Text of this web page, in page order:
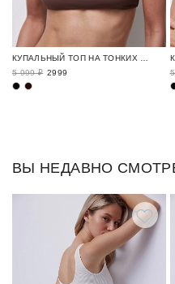
КУПАЛЬНЫЙ ТОП НА ТОНКИХ БРЕТЕЛЯ
5 999 ₽ 2999
ВЫ НЕДАВНО